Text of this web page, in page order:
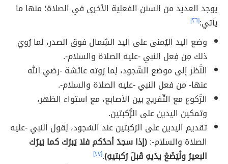
يوجد العديد من السنن الفعلية الأخرى في الصلاة؛ منها ما
يأتي:[٢٦]
وضع اليد اليُمنى على اليد الشِمال فوق الصدر، لما رُويَ
ذلك مِن فِعل النبي -عليه الصلاة والسلام-.
النَّظر إلى موضع السُّجود، لِما رَوته عائشة -رضي الله
عنها- من فعل النبي -عليه الصلاة والسلام-.
الرُّكوع مع التّفريج بين الأصابع، مع استواء الظهر،
وتمكين اليدين على الرُّكبتين.
تقديم اليدين على الرُكبتين عند السُجود، لِقول النبي -عليه
الصلاة والسلام-:(إذا سجدَ أحدُكم فلا يَبرُك كما يَبرُك
البعيرُ ولْيَضَعْ يدَيهِ قَبلَ رُكبتيهِ).[٢٧]